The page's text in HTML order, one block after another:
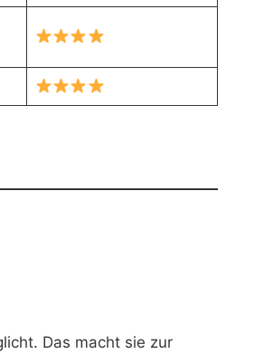
Das macht sie zur